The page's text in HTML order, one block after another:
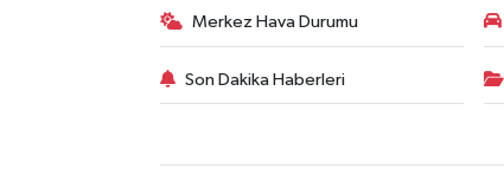
Merkez Hava Durumu
Son Dakika Haberleri